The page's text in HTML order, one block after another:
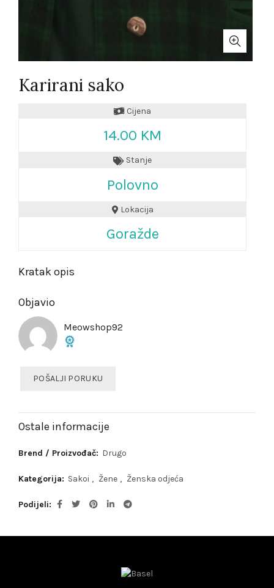
Karirani sako
Cijena
14.00 KM
Stanje
Polovno
Lokacija
Goražde
Kratak opis
Objavio
Meowshop92
POŠALJI PORUKU
Ostale informacije
Brend / Proizvođač: Drugo
Kategorija: Sakoi , Žene , Ženska odjeća
Podijeli